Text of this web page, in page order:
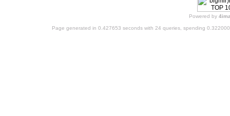
Powered by
Page generated in 0.427653 seconds with 24 queries, spending